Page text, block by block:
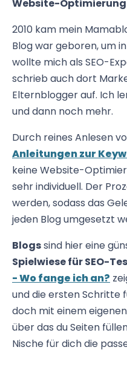
Website-Optimierung
2010 kam mein
Blog war geboren, um
wollte mich als SEO-
schrieb auch dort
Elternblogger auf. Ich
und dann noch mehr.
Durch reines Anlesen
Anleitungen zur
keine Website-
sehr individuell. Der
werden, sodass das
jeden Blog umgesetzt
Blogssind hier eine
Spielwiese für SEO-
- Wo fange ich an?
und die ersten Schritte
doch mit einem
über das du Seiten
Nische für dich die